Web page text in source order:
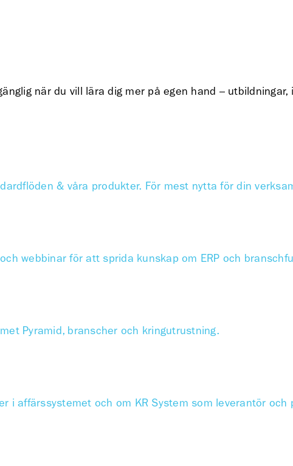
när du vill lära dig mer på egen hand – utbildningar,
& våra produkter. För mest nytta för din
webbinar för att sprida kunskap om ERP och
Pyramid, branscher och kringutrustning.
i affärssystemet och om KR System som leverantör och